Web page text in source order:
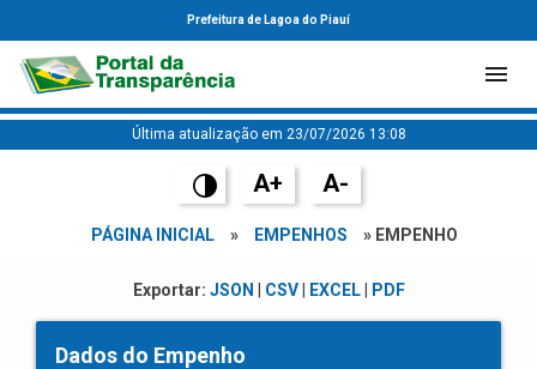
Prefeitura de Lagoa do Piauí
Última atualização em 23/07/2026 13:08
A+ A-
PÁGINA INICIAL » EMPENHOS » EMPENHO
Exportar: JSON CSV| EXCEL| PDF
Dados do Empenho